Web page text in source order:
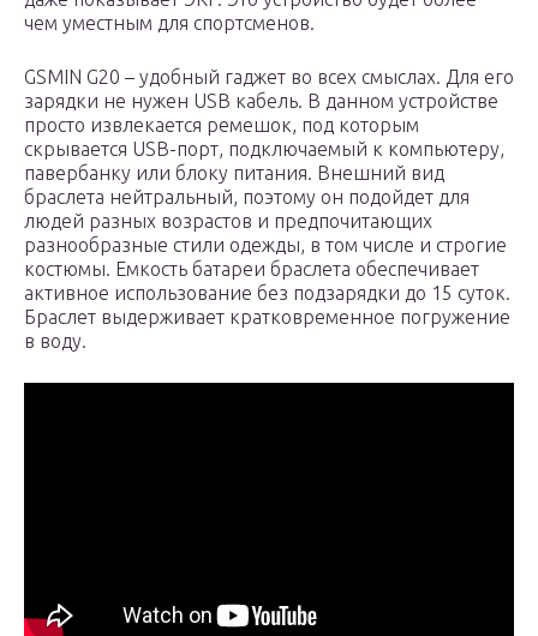
чем уместным для спортсменов.
GSMIN G20 – удобный гаджет во всех смыслах. Для его
зарядки не нужен USB кабель. В данном устройстве
просто извлекается ремешок, под которым
скрывается USB-порт, подключаемый к компьютеру,
павербанку или блоку питания. Внешний вид
браслета нейтральный, поэтому он подойдет для
людей разных возрастов и предпочитающих
разнообразные стили одежды, в том числе и строгие
костюмы. Емкость батареи браслета обеспечивает
активное использование без подзарядки до 15 суток.
Браслет выдерживает кратковременное погружение
в воду.